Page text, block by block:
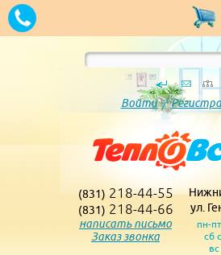
Войти/
(831) 218-44-55
(831) 218-44-66
написать письмо
Заказ звонка
ул.
пн-
сб